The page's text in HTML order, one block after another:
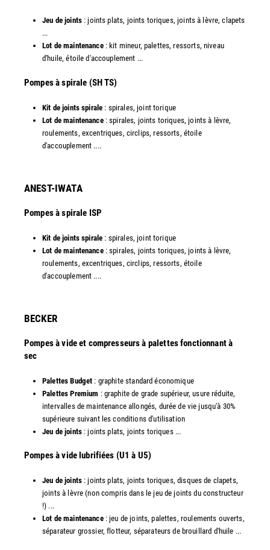
Jeu de joints : joints plats, joints toriques, joints à lèvre, clapets
...
Lot de maintenance: kit mineur, palettes, ressorts, niveau
d'huile, étoile d'accouplement ...​
​Pompes à spirale (SH TS)
Kit de joints spirale : spirales, joint torique
Lot de maintenance: spirales, joints toriques, joints à lèvre,
roulements, excentriques, circlips, ressorts, étoile
d'accouplement ....​
ANEST-IWATA
Pompes à spirale ISP
Kit de joints spirale : spirales, joint torique
Lot de maintenance: spirales, joints toriques, joints à lèvre,
roulements, excentriques, circlips, ressorts, étoile
d'accouplement ....
​BECKER
Pompes à vide et compresseurs à palettes fonctionnant à
sec
Palettes Budget : graphite standard économique
Palettes Premium : graphite de grade supérieur, usure réduite,
intervalles de maintenance allongés, durée de vie jusqu'à 30%
supérieure suivant les conditions d'utilisation
Jeu de joints: joints plats, joints toriques ...
​Pompes à vide lubrifiées (U1 à U5)
Jeu de joints: joints plats, joints toriques, disques de clapets,
joints à lèvre (non compris dans le jeu de joints du constructeur
!) ...
Lot de maintenance: jeu de joints, palettes, roulements ouverts,
séparateur grossier, flotteur, séparateurs de brouillard d'huile ...